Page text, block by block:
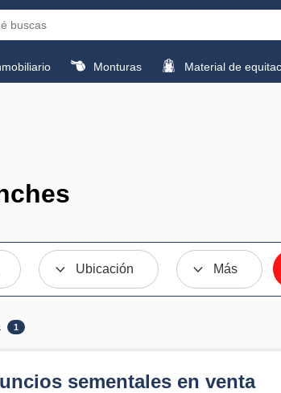
Monturas Material de
Ubicación Más
1
sementales en venta